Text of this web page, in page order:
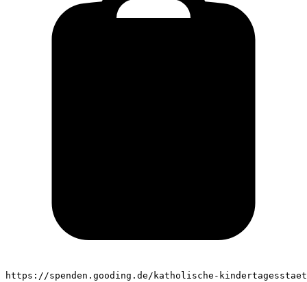
https://spenden.gooding.de/katholische-